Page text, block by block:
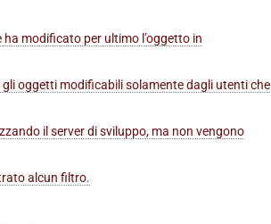
modificato per ultimo l’oggetto in
gli oggetti modificabili solamente dagli utenti che
il server di sviluppo, ma non vengono
alcun filtro.